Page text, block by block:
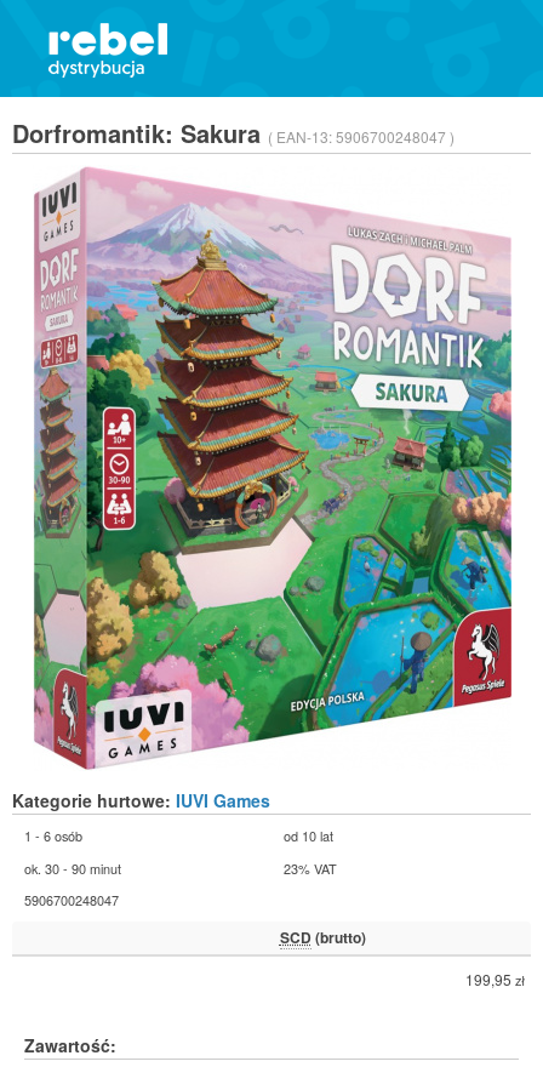
Dorfromantik: Sakura ( EAN-13:5906700248047 )
Kategorie hurtowe: IUVI Games
1 - 6 osób
od 10 lat
ok. 30 - 90 minut
23% VAT
5906700248047
SCD (brutto)
199,95 zł
Zawartość: